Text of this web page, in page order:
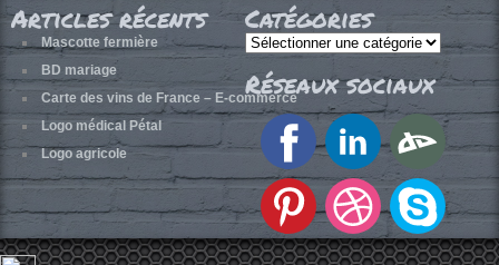
Articles récents
Mascotte fermière
BD mariage
Carte des vins de France – E-commerce
Logo médical Pétal
Logo agricole
Catégories
Catégories
Réseaux sociaux